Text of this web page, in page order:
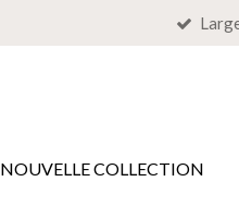
NOUVELLE COLLECTION